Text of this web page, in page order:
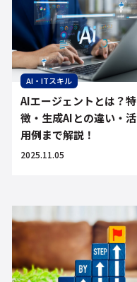
AI・ITスキル
AIエージェントとは？特
徴・生成AIとの違い・活
用例まで解説！
2025.11.05